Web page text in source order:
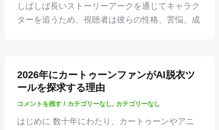
しばしば長いストーリーアークを通じてキャラク
ターを追うため、視聴者は彼らの性格、苦悩、成
2026年にカートゥーンファンがAI脱衣ツ
ールを探求する理由
コメントを残す / カテゴリーなし, カテゴリーなし
はじめに 数十年にわたり、カートゥーンやアニ